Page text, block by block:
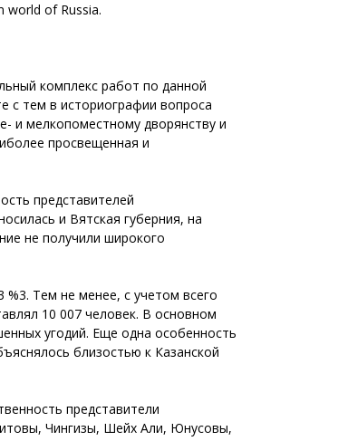
world of Russia.
комплекс работ по данной
с тем в историографии вопроса
и мелкопоместному дворянству и
просвещенная и
представителей
и Вятская губерния, на
не получили широкого
%3. Тем не менее, с учетом всего
10 007 человек. В основном
угодий. Еще одна особенность
близостью к Казанской
представители
Чингизы, Шейх Али, Юнусовы,